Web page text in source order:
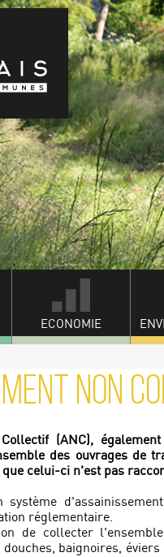
ECONOMIE
NON
(ANC),
des ouvrages de
celui-ci n'est pas
système
réglementaire.
de collecter
douches, baignoires,